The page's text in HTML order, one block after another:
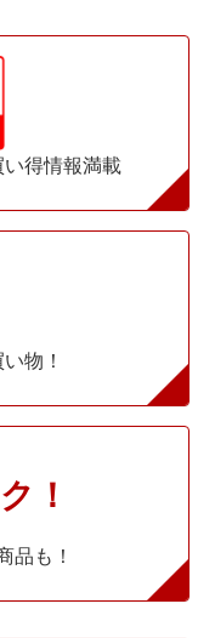
得情報満載
物！
！
品も！